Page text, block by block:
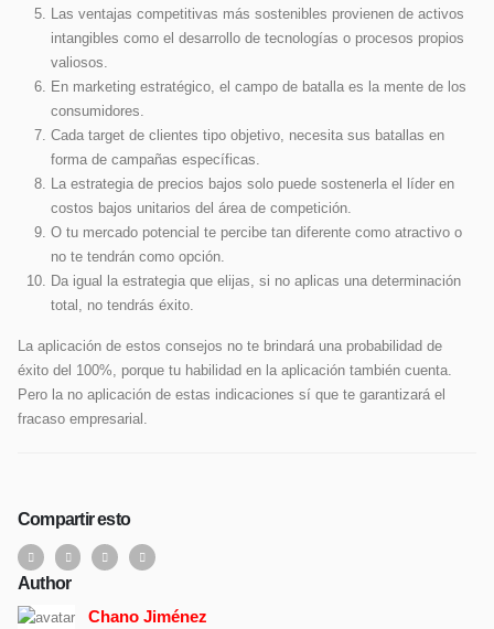
Las ventajas competitivas más sostenibles provienen de activos
intangibles como el desarrollo de tecnologías o procesos propios
valiosos.
En marketing estratégico, el campo de batalla es la mente de los
consumidores.
Cada target de clientes tipo objetivo, necesita sus batallas en
forma de campañas específicas.
La estrategia de precios bajos solo puede sostenerla el líder en
costos bajos unitarios del área de competición.
O tu mercado potencial te percibe tan diferente como atractivo o
no te tendrán como opción.
Da igual la estrategia que elijas, si no aplicas una determinación
total, no tendrás éxito.
La aplicación de estos consejos no te brindará una probabilidad de
éxito del 100%, porque tu habilidad en la aplicación también cuenta.
Pero la no aplicación de estas indicaciones sí que te garantizará el
fracaso empresarial.
Compartir esto
Author
Chano Jiménez